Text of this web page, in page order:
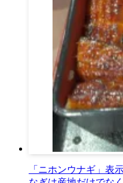
「ニホンウナギ」表